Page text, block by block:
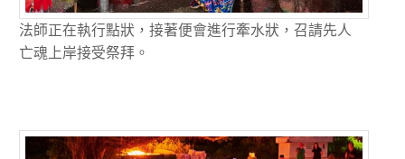
法師正在執行點狀，接著便會進行牽水狀，召請先人
亡魂上岸接受祭拜。